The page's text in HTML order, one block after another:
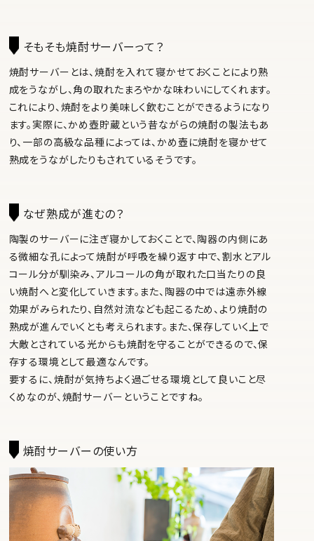
そもそも焼酎サーバーって？
焼酎サーバーとは、焼酎を入れて寝かせておくことにより熟
成をうながし、角の取れたまろやかな味わいにしてくれます。
これにより、焼酎をより美味しく飲むことができるようになり
ます。実際に、かめ壺貯蔵という昔ながらの焼酎の製法もあ
り、一部の高級な品種によっては、かめ壺に焼酎を寝かせて
熟成をうながしたりもされているそうです。
なぜ熟成が進むの？
陶製のサーバーに注ぎ寝かしておくことで、陶器の内側にあ
る微細な孔によって焼酎が呼吸を繰り返す中で、割水とアル
コール分が馴染み、アルコールの角が取れた口当たりの良
い焼酎へと変化していきます。また、陶器の中では遠赤外線
効果がみられたり、自然対流なども起こるため、より焼酎の
熟成が進んでいくとも考えられます。また、保存していく上で
大敵とされている光からも焼酎を守ることができるので、保
存する環境として最適なんです。
要するに、焼酎が気持ちよく過ごせる環境として良いこと尽
くめなのが、焼酎サーバーということですね。
焼酎サーバーの使い方